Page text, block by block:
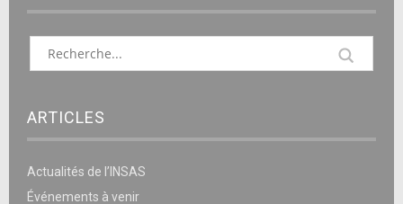
ARTICLES
Actualités de l’INSAS
Événements à venir